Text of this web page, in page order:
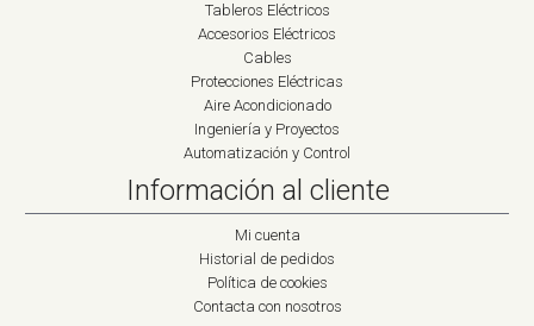
Tableros Eléctricos
Accesorios Eléctricos
Cables
Protecciones Eléctricas
Aire Acondicionado
Ingeniería y Proyectos
Automatización y Control
Información al cliente
Mi cuenta
Historial de pedidos
Política de cookies
Contacta con nosotros